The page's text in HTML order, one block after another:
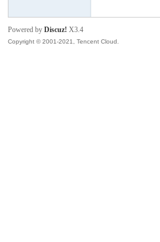
Powered byDiscuz! X3.4
Copyright © 2001-2021, Tencent Cloud.